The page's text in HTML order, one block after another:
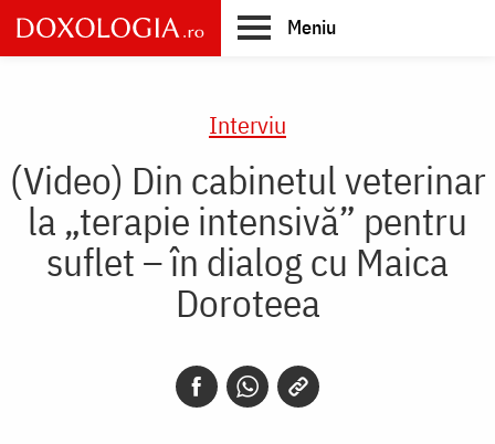
Skip
to
main
Meniu
Interviu
(Video) Din cabinetul veterinar
la „terapie intensivă” pentru
suflet – în dialog cu Maica
Doroteea